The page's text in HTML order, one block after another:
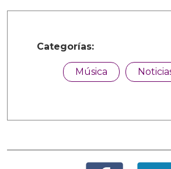
Categorías:
Música